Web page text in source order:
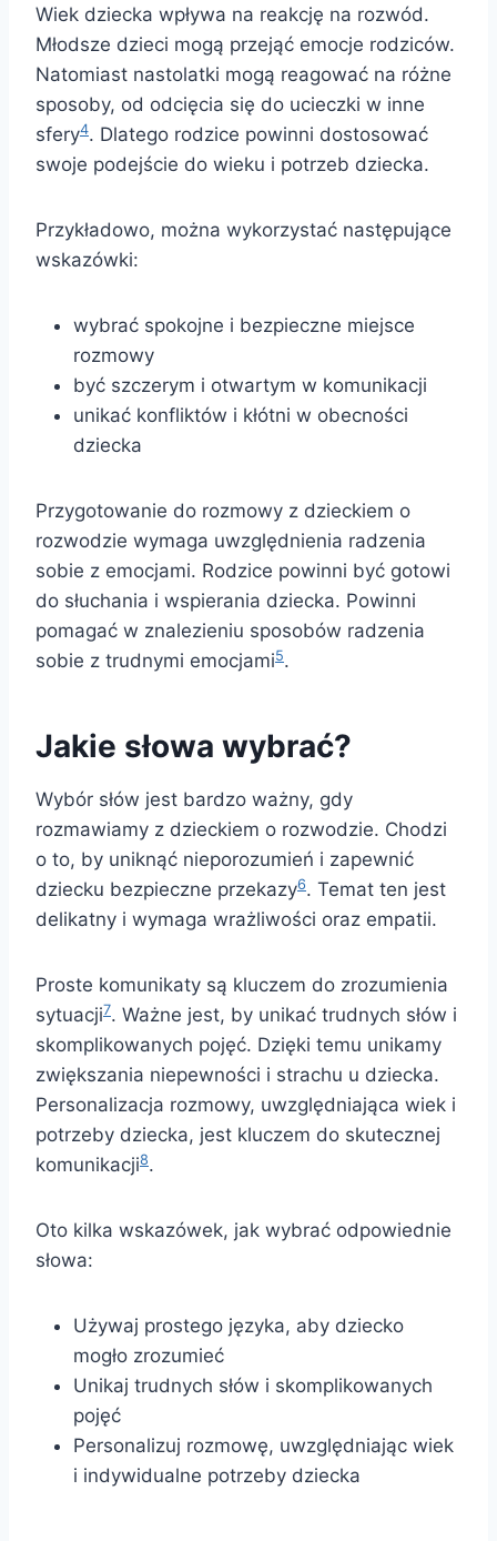
Wiek dziecka wpływa na reakcję na rozwód.
Młodsze dzieci mogą przejąć emocje rodziców.
Natomiast nastolatki mogą reagować na różne
sposoby, od odcięcia się do ucieczki w inne
sfery4. Dlatego rodzice powinni dostosować
swoje podejście do wieku i potrzeb dziecka.
Przykładowo, można wykorzystać następujące
wskazówki:
wybrać spokojne i bezpieczne miejsce
rozmowy
być szczerym i otwartym w komunikacji
unikać konfliktów i kłótni w obecności
dziecka
Przygotowanie do rozmowy z dzieckiem o
rozwodzie wymaga uwzględnienia radzenia
sobie z emocjami. Rodzice powinni być gotowi
do słuchania i wspierania dziecka. Powinni
pomagać w znalezieniu sposobów radzenia
sobie z trudnymi emocjami5.
Jakie słowa wybrać?
Wybór słów jest bardzo ważny, gdy
rozmawiamy z dzieckiem o rozwodzie. Chodzi
o to, by uniknąć nieporozumień i zapewnić
dziecku bezpieczne przekazy6. Temat ten jest
delikatny i wymaga wrażliwości oraz empatii.
Proste komunikaty są kluczem do zrozumienia
sytuacji7. Ważne jest, by unikać trudnych słów i
skomplikowanych pojęć. Dzięki temu unikamy
zwiększania niepewności i strachu u dziecka.
Personalizacja rozmowy, uwzględniająca wiek i
potrzeby dziecka, jest kluczem do skutecznej
komunikacji8.
Oto kilka wskazówek, jak wybrać odpowiednie
słowa:
Używaj prostego języka, aby dziecko
mogło zrozumieć
Unikaj trudnych słów i skomplikowanych
pojęć
Personalizuj rozmowę, uwzględniając wiek
i indywidualne potrzeby dziecka